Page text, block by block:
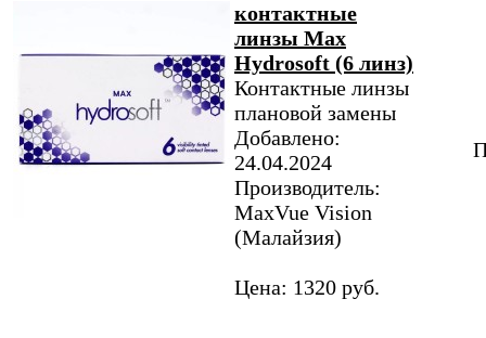
контактные
линзы Max
Hydrosoft (6 линз)
Контактные линзы
плановой замены
Добавлено:
24.04.2024
Производитель:
MaxVue Vision
(Малайзия)
Цена: 1320 руб.